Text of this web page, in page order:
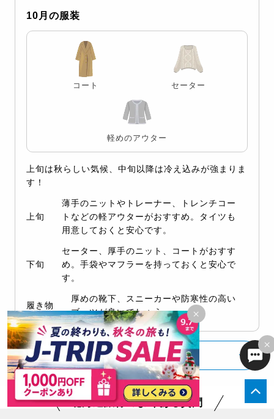
×
10月の服装
コート セーター
軽めのアウター
上旬は秋らしい気候、中旬以降は冷え込みが強まりま
す！
上旬
薄手のニットやトレーナー、トレンチコー
トなどの軽アウターがおすすめ。タイツも
用意しておくと安心です。
下旬
セーター、厚手のニット、コートがおすす
め。手袋やマフラーを持っておくと安心で
す。
履き物
厚めの靴下、スニーカーや防寒性の高い
ブーツが良いでしょう。
もっと見る
北海道旅行のよくある質問
×